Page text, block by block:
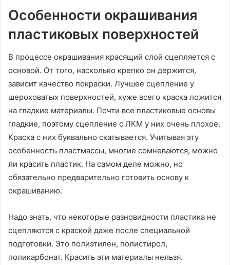
Особенности окрашивания
пластиковых поверхностей
В процессе окрашивания красящий слой сцепляется с
основой. От того, насколько крепко он держится,
зависит качество покраски. Лучшее сцепление у
шероховатых поверхностей, хуже всего краска ложится
на гладкие материалы. Почти все пластиковые основы
гладкие, поэтому сцепление с ЛКМ у них очень плохое.
Краска с них буквально скатывается. Учитывая эту
особенность пластмассы, многие сомневаются, можно
ли красить пластик. На самом деле можно, но
обязательно предварительно готовить основу к
окрашиванию.
Надо знать, что некоторые разновидности пластика не
сцепляются с краской даже после специальной
подготовки. Это полиэтилен, полистирол,
поликарбонат. Красить эти материалы нельзя.